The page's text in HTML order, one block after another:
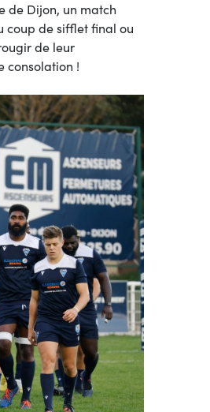
de Dijon, un match
coup de sifflet final ou
de leur
consolation !